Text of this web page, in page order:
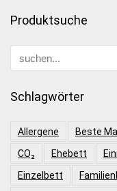
Produktsuche
Schlagwörter
Allergene Beste
CO₂
Ehebett
Einzelbett